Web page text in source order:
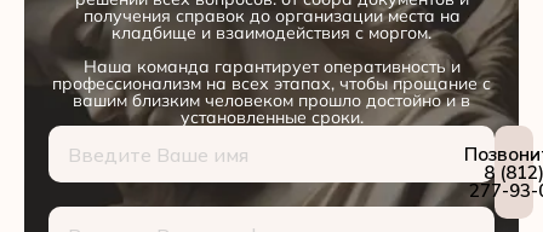
получения справок до организации места на
кладбище и взаимодействия с моргом.
Наша команда гарантирует оперативность и
профессионализм на всех этапах, чтобы прощание с
вашим близким человеком прошло достойно и в
установленные сроки.
8 (812)
277-93-